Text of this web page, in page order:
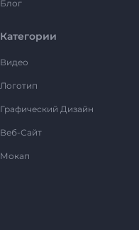
Блог
Категории
Видео
Логотип
Графический Дизайн
Веб-Сайт
Мокап